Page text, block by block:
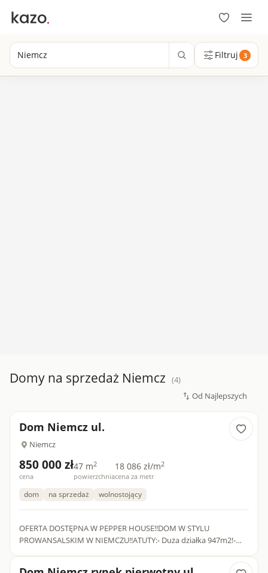
Niemcz Filtruj 3
Domy na sprzedaż Niemcz (4)
Dom Niemcz ul.
Niemcz
850 000 zł
cena
47 m2
powierzchnia
18 086 zł/m2
cena za metr
dom na sprzedaż wolnostojący
OFERTA DOSTĘPNA W PEPPER HOUSE!!DOM W STYLU
PROWANSALSKIM W NIEMCZU!!ATUTY:- Duża działka 947m2!-